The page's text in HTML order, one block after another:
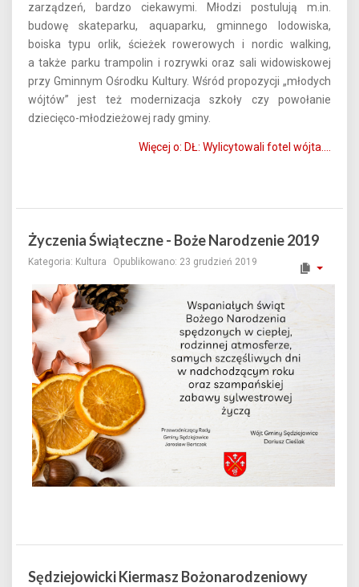
zarządzeń, bardzo ciekawymi. Młodzi postulują m.in.
budowę skateparku, aquaparku, gminnego lodowiska,
boiska typu orlik, ścieżek rowerowych i nordic walking,
a także parku trampolin i rozrywki oraz sali widowiskowej
przy Gminnym Ośrodku Kultury. Wśród propozycji „młodych
wójtów” jest też modernizacja szkoły czy powołanie
dziecięco-młodzieżowej rady gminy.
Więcej o: DŁ: Wylicytowali fotel wójta....
Życzenia Świąteczne - Boże Narodzenie 2019
Kategoria: Kultura Opublikowano: 23 grudzień 2019
Sędziejowicki Kiermasz Bożonarodzeniowy